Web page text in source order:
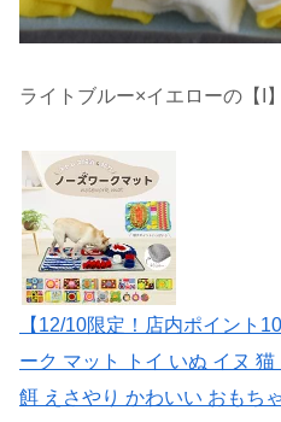
ライトブルー×イエローの【I
【12/10限定！店内ポイント
ーク マット トイ いぬ イヌ
餌 えさやり かわいい おもち